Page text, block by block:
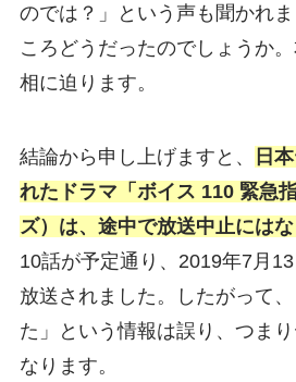
のでは？」という声も聞かれ
ころどうだったのでしょうか
相に迫ります。
結論から申し上げますと、
日
れたドラマ「ボイス 110 緊急
ズ）は、途中で放送中止にはな
10話が予定通り、2019年7月
放送されました。したがって
た」という情報は誤り、つま
なります。